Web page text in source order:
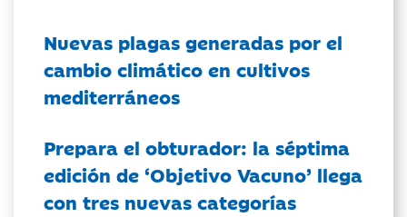
Nuevas plagas generadas por el
cambio climático en cultivos
mediterráneos
Prepara el obturador: la séptima
edición de ‘Objetivo Vacuno’ llega
con tres nuevas categorías